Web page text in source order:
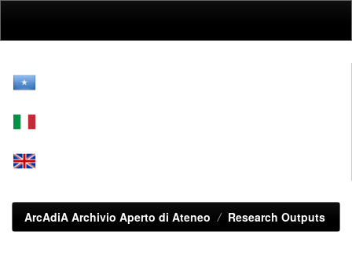
ArcAdiA Archivio Aperto di Ateneo Research Outputs